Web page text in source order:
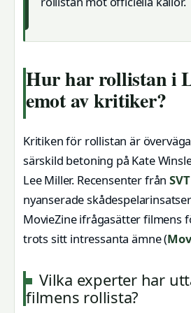
Hur har rollistan i
emot av kritiker?
Kritiken för rollistan är
särskild betoning på Kate
Lee Miller. Recensenter frånSVT
nyanserade
MovieZine ifrågasätter filmens
trots sitt intressanta ämne (
Vilka experter har
filmens rollista?